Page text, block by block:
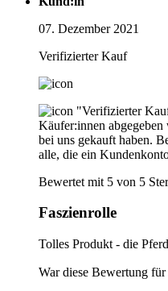
07. Dezember 2021
Verifizierter Kauf
"Verifizierter
Käufer:innen abgegeben
bei uns gekauft haben.
alle, die ein
Bewertet mit 5 von 5
Faszienrolle
Tolles Produkt - die
War diese Bewertung